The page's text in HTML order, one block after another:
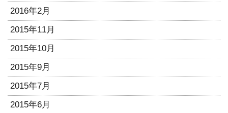
2016年2月
2015年11月
2015年10月
2015年9月
2015年7月
2015年6月